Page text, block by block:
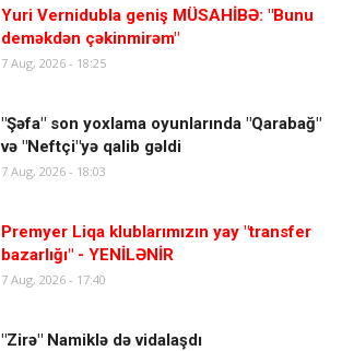
Yuri Vernidubla geniş MÜSAHİBƏ: "Bunu
deməkdən çəkinmirəm"
7 Aug, 2026 - 18:25
"Şəfa" son yoxlama oyunlarında "Qarabağ"
və "Neftçi"yə qalib gəldi
7 Aug, 2026 - 18:03
Premyer Liqa klublarımızın yay "transfer
bazarlığı" - YENİLƏNİR
7 Aug, 2026 - 17:40
"Zirə" Namiklə də vidalaşdı